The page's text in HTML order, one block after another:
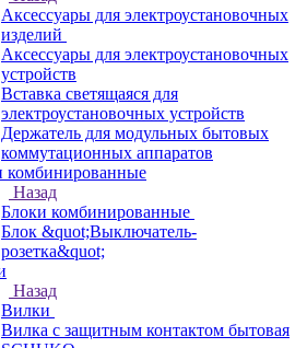
Аксессуары для электроустановочных
изделий
Аксессуары для электроустановочных
устройств
Вставка светящаяся для
электроустановочных устройств
Держатель для модульных бытовых
коммутационных аппаратов
комбинированные
Назад
Блоки комбинированные
Блок &quot;Выключатель-
розетка&quot;
Назад
Вилки
Вилка с защитным контактом бытовая